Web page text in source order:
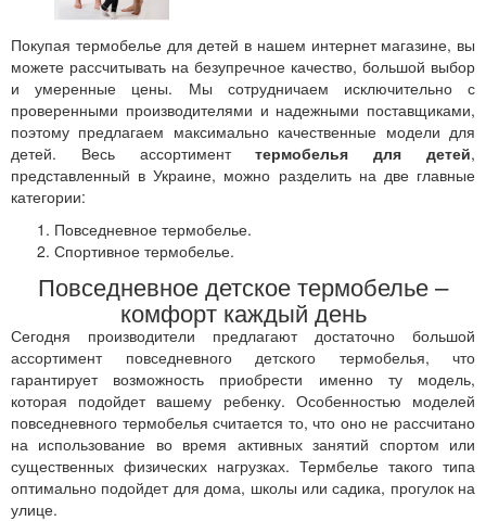
Покупая термобелье для детей в нашем интернет магазине, вы
можете рассчитывать на безупречное качество, большой выбор
и умеренные цены. Мы сотрудничаем исключительно с
проверенными производителями и надежными поставщиками,
поэтому предлагаем максимально качественные модели для
детей. Весь ассортименттермобелья для детей,
представленный в Украине, можно разделить на две главные
категории:
Повседневное термобелье.
Спортивное термобелье.
Повседневное детское термобелье –
комфорт каждый день
Сегодня производители предлагают достаточно большой
ассортимент повседневного детского термобелья, что
гарантирует возможность приобрести именно ту модель,
которая подойдет вашему ребенку. Особенностью моделей
повседневного термобелья считается то, что оно не рассчитано
на использование во время активных занятий спортом или
существенных физических нагрузках. Термбелье такого типа
оптимально подойдет для дома, школы или садика, прогулок на
улице.